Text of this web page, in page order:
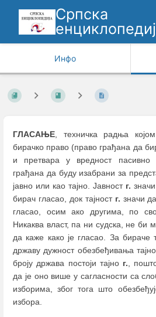
Српска
Инфо
ГЛАСАЊЕ, техничка радња
бирачко право (право грађана да
и претвара у вредност пасивно
грађана да буду изабрани за
јавно или као тајно. Јавност г.
бирач гласао, док тајност г. значи
гласао, осим ако другима, по
Никаква власт, па ни судска, не би
да каже како је гласао. За бираче
државу дужност обезбеђивања
броју држава постоји тајно г.,
да је оно више у сагласности са
изборима, због тога што
избора.